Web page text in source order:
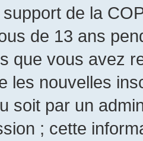
de la
de 13 ans
que vous avez
les nouvelles
soit par un
; cette